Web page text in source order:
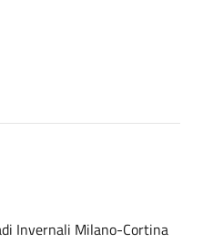
Invernali Milano-Cortina